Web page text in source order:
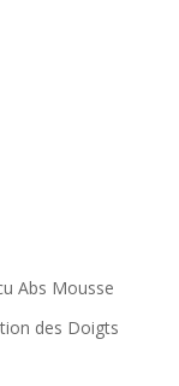
Abs Mousse
des Doigts